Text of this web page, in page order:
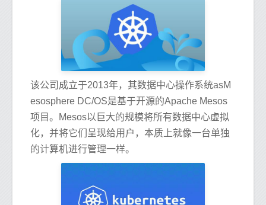
该公司成立于2013年，其数据中心操作系统asM
esosphere DC/OS是基于开源的Apache Mesos
项目。Mesos以巨大的规模将所有数据中心虚拟
化，并将它们呈现给用户，本质上就像一台单独
的计算机进行管理一样。